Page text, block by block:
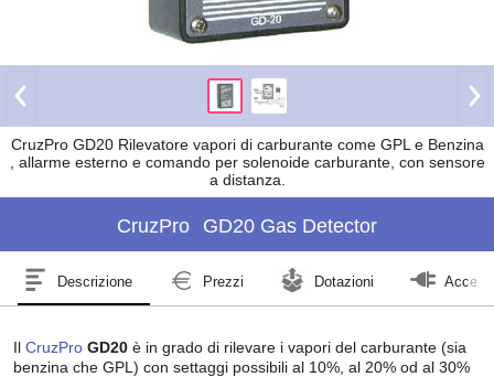
CruzPro GD20 Rilevatore vapori di carburante come GPL e Benzina
, allarme esterno e comando per solenoide carburante, con sensore
a distanza.
CruzPro GD20 Gas Detector
Descrizione Prezzi Dotazioni
Il CruzPro GD20 è in grado di rilevare i vapori del carburante (sia
benzina che GPL) con settaggi possibili al 10%, al 20% od al 30%